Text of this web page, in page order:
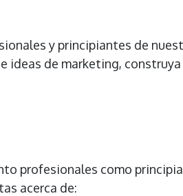
y principiantes de
ideas de marketing,
profesionales como
acerca de: